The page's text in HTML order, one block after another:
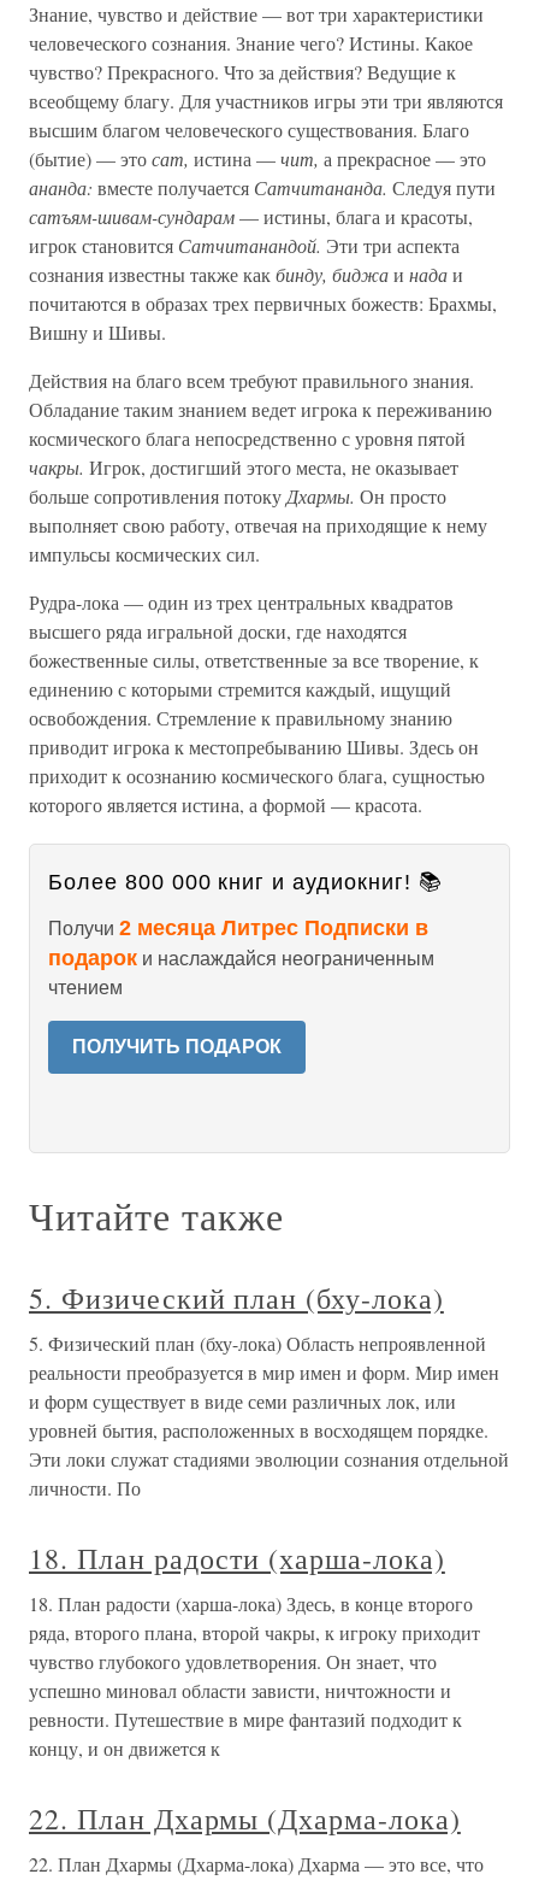
Знание, чувство и действие — вот три характеристики
человеческого сознания. Знание чего? Истины. Какое
чувство? Прекрасного. Что за действия? Ведущие к
всеобщему благу. Для участников игры эти три являются
высшим благом человеческого существования. Благо
(бытие) — этосат, истина —чит, а прекрасное — это
ананда: вместе получается Сатчитананда. Следуя пути
сатъям-шивам-сундарам— истины, блага и красоты,
игрок становится Сатчитанандой. Эти три аспекта
сознания известны также какбинду, биджаи надаи
почитаются в образах трех первичных божеств: Брахмы,
Вишну и Шивы.
Действия на благо всем требуют правильного знания.
Обладание таким знанием ведет игрока к переживанию
космического блага непосредственно с уровня пятой
чакры. Игрок, достигший этого места, не оказывает
больше сопротивления потоку Дхармы. Он просто
выполняет свою работу, отвечая на приходящие к нему
импульсы космических сил.
Рудра-лока — один из трех центральных квадратов
высшего ряда игральной доски, где находятся
божественные силы, ответственные за все творение, к
единению с которыми стремится каждый, ищущий
освобождения. Стремление к правильному знанию
приводит игрока к местопребыванию Шивы. Здесь он
приходит к осознанию космического блага, сущностью
которого является истина, а формой — красота.
Более 800 000 книг и аудиокниг! 📚
Получи 2 месяца Литрес Подписки в
подарок и наслаждайся неограниченным
чтением
ПОЛУЧИТЬ ПОДАРОК
Читайте также
5. Физический план (бху-лока)
5. Физический план (бху-лока) Область непроявленной
реальности преобразуется в мир имен и форм. Мир имен
и форм существует в виде семи различных лок, или
уровней бытия, расположенных в восходящем порядке.
Эти локи служат стадиями эволюции сознания отдельной
личности. По
18. План радости (харша-лока)
18. План радости (харша-лока) Здесь, в конце второго
ряда, второго плана, второй чакры, к игроку приходит
чувство глубокого удовлетворения. Он знает, что
успешно миновал области зависти, ничтожности и
ревности. Путешествие в мире фантазий подходит к
концу, и он движется к
22. План Дхармы (Дхарма-лока)
22. План Дхармы (Дхарма-лока) Дхарма — это все, что